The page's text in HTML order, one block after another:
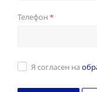
Телефон *
Я согласен на